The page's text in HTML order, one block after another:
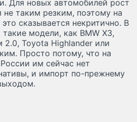
Для новых автомобилей рост
не таким резким, поэтому на
сказывается некритично. В
модели, как BMW X3,
2.0, Toyota Highlander или
Просто потому, что на
им сейчас нет
и импорт по-прежнему